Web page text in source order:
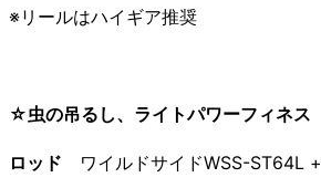
※リールはハイギア推奨
☆虫の吊るし、ライトパワーフィネス
ロッド ワイルドサイドWSS-ST64L +